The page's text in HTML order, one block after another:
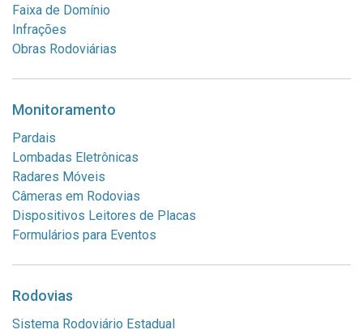
Faixa de Domínio
Infrações
Obras Rodoviárias
Monitoramento
Pardais
Lombadas Eletrônicas
Radares Móveis
Câmeras em Rodovias
Dispositivos Leitores de Placas
Formulários para Eventos
Rodovias
Sistema Rodoviário Estadual